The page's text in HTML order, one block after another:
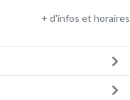
+ d'infos et horaires